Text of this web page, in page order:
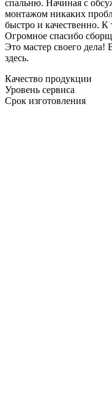
спальню. Начиная с
монтажом никаких
быстро и качественно.
Огромное спасибо
Это мастер своего дела!
здесь.
Качество продукции
Уровень сервиса
Срок изготовления